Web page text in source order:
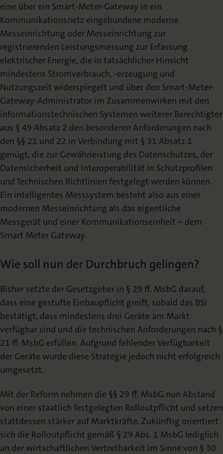
eine über ein Smart-Meter-Gateway in ein
Kommunikationsnetz eingebundene moderne
Messeinrichtung oder Messeinrichtung zur
registrierenden Leistungsmessung zur Erfassung
elektrischer Energie, die in tatsächlicher Hinsicht
mindestens Stromverbrauch, -erzeugung und
Nutzungszeit widerspiegelt und über den Smart-Meter-
Gateway-Administrator im Zusammenwirken mit den
informationstechnischen Systemen weiterer Berechtigter
aus § 49 Absatz 2 den besonderen Anforderungen nach
den §§ 21 und 22 in Verbindung mit § 31 Absatz 1
genügt, die zur Gewährleistung des Datenschutzes, der
Datensicherheit und Interoperabilität in Schutzprofilen
und Technischen Richtlinien festgelegt werden können.
Ein intelligentes Messsystem besteht also aus einer
modernen Messeinrichtung als das eigentliche
Messgerät und einer Kommunikationseinheit – dem
Smart Meter Gateway.
Wie soll nun der Durchbruch gelingen?
Bisher setzte der Gesetzgeber in § 29 ff. MsbG darauf,
dass eine gestufte Einbaupflicht greift, sobald das BSI
bestätigt, dass mindestens drei Geräte am Markt
verfügbar sind und die technischen Anforderungen nach §
21 ff. MsbG erfüllen. Aufgrund fehlender Verfügbarkeit
der Geräte wurde diese Strategie jedoch nicht erfolgreich
umgesetzt.
Mit der Reform nehmen die §§ 29 ff. MsbG nun Abstand
von einer staatlich festgelegten Rolloutpflicht und setzen
stattdessen stärker auf Marktkräfte. Zukünftig orientiert
sich die Rolloutpflicht gemäß § 29 Abs. 1 MsbG lediglich
an der wirtschaftlichen Vertretbarkeit im Sinne von § 30